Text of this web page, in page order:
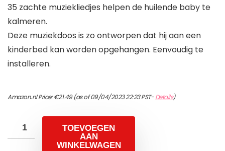
35 zachte muziekliedjes helpen de huilende baby te
kalmeren.
Deze muziekdoos is zo ontworpen dat hij aan een
kinderbed kan worden opgehangen. Eenvoudig te
installeren.
Amazon.nl Price:€21.49(as of 09/04/2023 22:23 PST-Details)
TOEVOEGEN
AAN
WINKELWAGEN